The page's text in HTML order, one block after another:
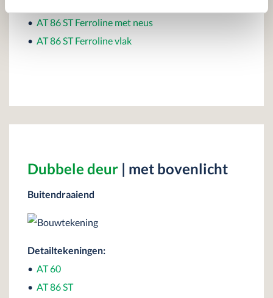
• AT 86 ST Ferroline met neus
• AT 86 ST Ferroline vlak
Dubbele deur | met bovenlicht
Buitendraaiend
Detailtekeningen:
• AT 60
• AT 86 ST